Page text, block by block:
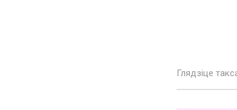
Глядзіце